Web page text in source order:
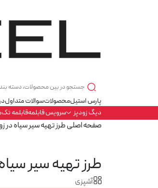
پارس استیلمحصولاتسوالات متداول
دیگ زودپز سرویس قابلمهقابلمه تک
صفحه اصلیطرز تهیه سیر سیاه در
طرز تهیه سیر
آشپزی